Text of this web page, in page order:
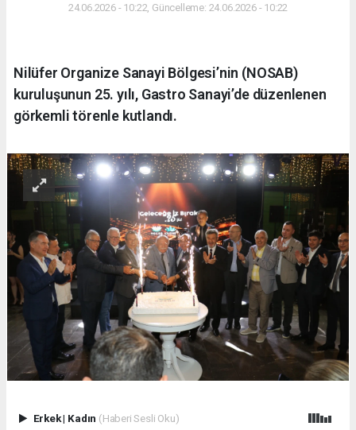
24.06.2026 - 10:22, Güncelleme: 24.06.2026 - 10:22
Nilüfer Organize Sanayi Bölgesi’nin (NOSAB)
kuruluşunun 25. yılı, Gastro Sanayi’de düzenlenen
görkemli törenle kutlandı.
Erkek| Kadın (Haberi Sesli Oku)